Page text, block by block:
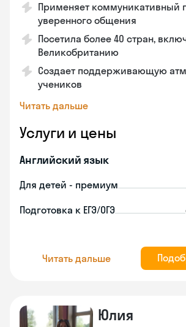
Применяет коммуникативный
уверенного общения
Посетила более 40 стран,
Великобританию
Создает поддерживающую
учеников
Читать дальше
Услуги и цены
Английский язык
Для детей - премиум
Подготовка к ЕГЭ/ОГЭ
Читать дальше
Юлия